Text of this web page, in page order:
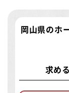
岡山県のホ
求め